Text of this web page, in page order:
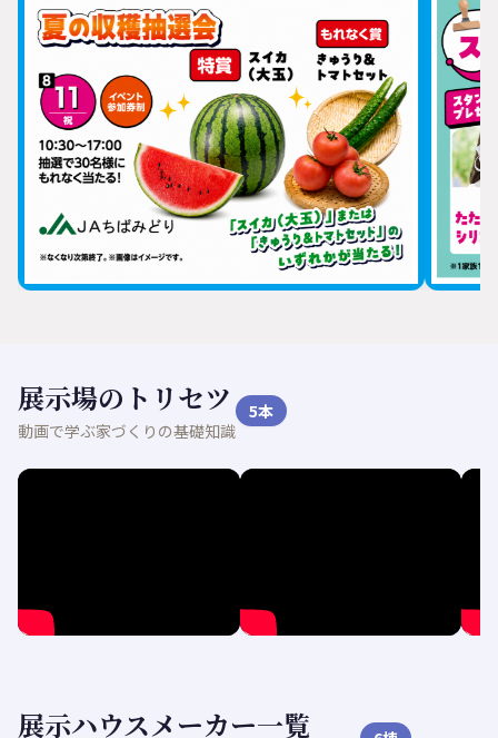
展示場のトリセツ
動画で学ぶ家づくりの基礎知識
5本
展示ハウスメーカー一覧